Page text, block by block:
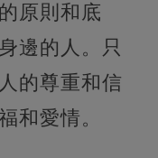
原則和底
邊的人。只
的尊重和信
和愛情。